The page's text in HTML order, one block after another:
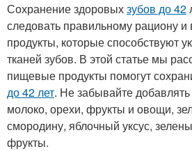
Сохранение здоровыхзубов до 42
следовать правильному рациону
продукты, которые способствуют
тканей зубов. В этой статье мы
пищевые продукты помогут
до 42 лет. Не забывайте
молоко, орехи, фрукты и овощи,
смородину, яблочный уксус,
фрукты.